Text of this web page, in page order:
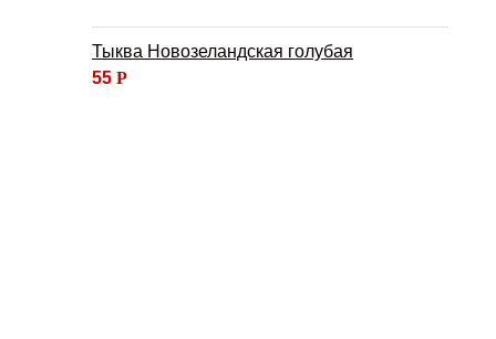
Тыква Новозеландская голубая
55 Р